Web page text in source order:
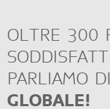
Dati e fatti
252 camere & suite, da
2.000 m² di area
giochi d’acqua, piscina
OLTRE 300
PARLIAMO DI
GLOBALE!